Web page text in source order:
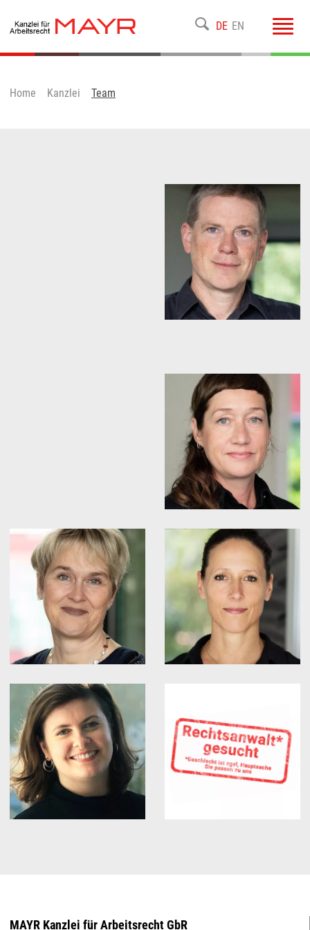
DE EN
Home Kanzlei Team
MAYR Kanzlei für Arbeitsrecht GbR